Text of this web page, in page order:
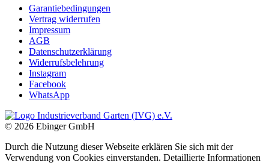
Garantiebedingungen
Vertrag widerrufen
Impressum
AGB
Datenschutzerklärung
Widerrufsbelehrung
Instagram
Facebook
WhatsApp
© 2026 Ebinger GmbH
Durch die Nutzung dieser Webseite erklären Sie sich mit der
Verwendung von Cookies einverstanden. Detaillierte Informationen